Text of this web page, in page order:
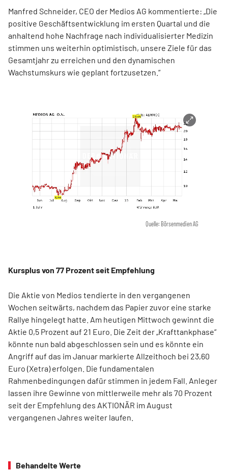
Manfred Schneider, CEO der Medios AG kommentierte: „Die
positive Geschäftsentwicklung im ersten Quartal und die
anhaltend hohe Nachfrage nach individualisierter Medizin
stimmen uns weiterhin optimistisch, unsere Ziele für das
Gesamtjahr zu erreichen und den dynamischen
Wachstumskurs wie geplant fortzusetzen.“
Quelle: Börsenmedien AG
Kursplus von 77 Prozent seit Empfehlung
Die Aktie von Medios tendierte in den vergangenen
Wochen seitwärts, nachdem das Papier zuvor eine starke
Rallye hingelegt hatte. Am heutigen Mittwoch gewinnt die
Aktie 0,5 Prozent auf 21 Euro. Die Zeit der „Krafttankphase“
könnte nun bald abgeschlossen sein und es könnte ein
Angriff auf das im Januar markierte Allzeithoch bei 23,60
Euro (Xetra) erfolgen. Die fundamentalen
Rahmenbedingungen dafür stimmen in jedem Fall. Anleger
lassen ihre Gewinne von mittlerweile mehr als 70 Prozent
seit der Empfehlung des AKTIONÄR im August
vergangenen Jahres weiter laufen.
Behandelte Werte